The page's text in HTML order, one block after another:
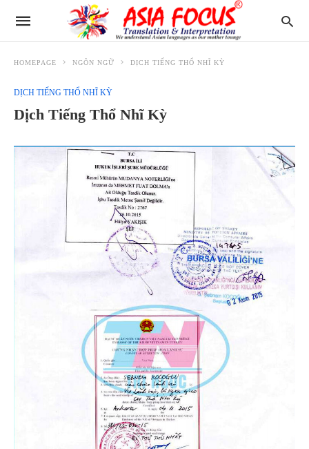
HOMEPAGE NGÔN NGỮ DỊCH TIẾNG THỔ NHĨ KỲ
DỊCH TIẾNG THỔ NHĨ KỲ
Dịch Tiếng Thổ Nhĩ Kỳ